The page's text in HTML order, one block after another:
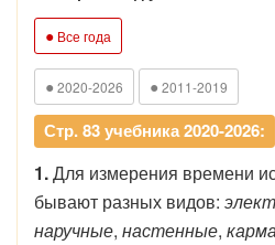
● Все года
● 2020-2026 ● 2011-2019
Стр. 83 учебника 2020-2026:
1.Для измерения времени
бывают разных видов:
наручные, настенные,